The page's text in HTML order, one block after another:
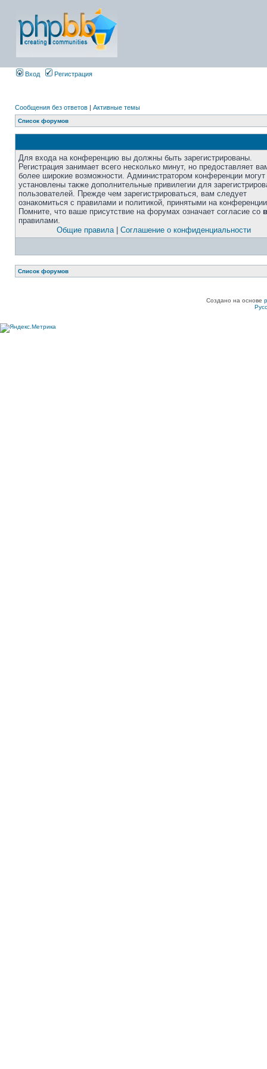
Вход Регистрация
Сообщения без ответов | Активные темы
Список форумов
Для входа на конференцию вы должны быть зарегистрированы.
Регистрация занимает всего несколько минут, но предоставляет
более широкие возможности. Администратором конференции
установлены также дополнительные привилегии для
пользователей. Прежде чем зарегистрироваться, вам следует
ознакомиться с правилами и политикой, принятыми на
Помните, что ваше присутствие на форумах означает согласие со
правилами.
Общие правила| Соглашение о конфиденциальности
Список форумов
Создано на основе